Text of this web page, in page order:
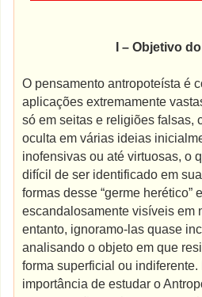
I – Objetivo
O pensamento antropoteísta é
aplicações extremamente
só em seitas e religiões falsas,
oculta em várias ideias
inofensivas ou até virtuosas, o
difícil de ser identificado em
formas desse “germe herético”
escandalosamente visíveis em
entanto, ignoramo-las quase
analisando o objeto em que
forma superficial ou
importância de estudar o